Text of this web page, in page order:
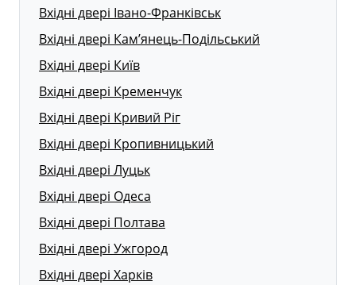
Вхідні двері Івано-Франківськ
Вхідні двері Кам’янець-Подільський
Вхідні двері Київ
Вхідні двері Кременчук
Вхідні двері Кривий Ріг
Вхідні двері Кропивницький
Вхідні двері Луцьк
Вхідні двері Одеса
Вхідні двері Полтава
Вхідні двері Ужгород
Вхідні двері Харків